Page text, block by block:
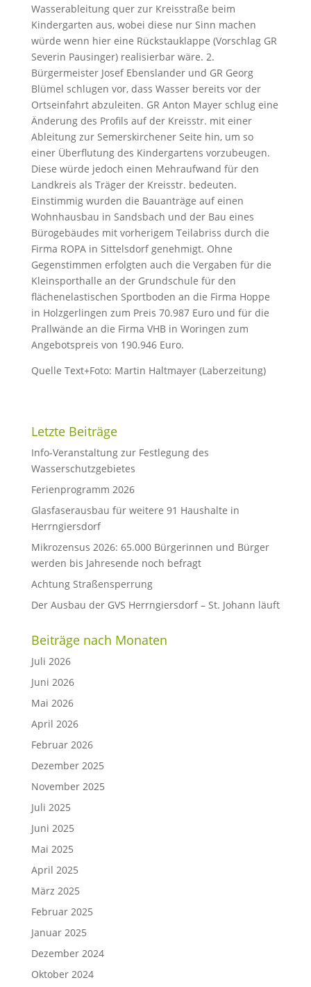
Wasserableitung quer zur Kreisstraße beim
Kindergarten aus, wobei diese nur Sinn machen
würde wenn hier eine Rückstauklappe (Vorschlag GR
Severin Pausinger) realisierbar wäre. 2.
Bürgermeister Josef Ebenslander und GR Georg
Blümel schlugen vor, dass Wasser bereits vor der
Ortseinfahrt abzuleiten. GR Anton Mayer schlug eine
Änderung des Profils auf der Kreisstr. mit einer
Ableitung zur Semerskirchener Seite hin, um so
einer Überflutung des Kindergartens vorzubeugen.
Diese würde jedoch einen Mehraufwand für den
Landkreis als Träger der Kreisstr. bedeuten.
Einstimmig wurden die Bauanträge auf einen
Wohnhausbau in Sandsbach und der Bau eines
Bürogebäudes mit vorherigem Teilabriss durch die
Firma ROPA in Sittelsdorf genehmigt. Ohne
Gegenstimmen erfolgten auch die Vergaben für die
Kleinsporthalle an der Grundschule für den
flächenelastischen Sportboden an die Firma Hoppe
in Holzgerlingen zum Preis 70.987 Euro und für die
Prallwände an die Firma VHB in Woringen zum
Angebotspreis von 190.946 Euro.
Quelle Text+Foto: Martin Haltmayer (Laberzeitung)
Letzte Beiträge
Info-Veranstaltung zur Festlegung des
Wasserschutzgebietes
Ferienprogramm 2026
Glasfaserausbau für weitere 91 Haushalte in
Herrngiersdorf
Mikrozensus 2026: 65.000 Bürgerinnen und Bürger
werden bis Jahresende noch befragt
Achtung Straßensperrung
Der Ausbau der GVS Herrngiersdorf – St. Johann läuft
Beiträge nach Monaten
Juli 2026
Juni 2026
Mai 2026
April 2026
Februar 2026
Dezember 2025
November 2025
Juli 2025
Juni 2025
Mai 2025
April 2025
März 2025
Februar 2025
Januar 2025
Dezember 2024
Oktober 2024